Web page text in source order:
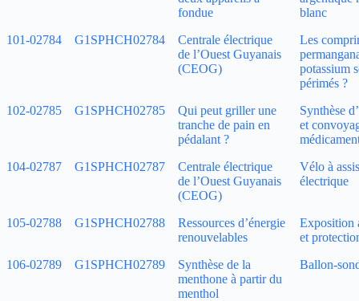
fondue
blanc
101‑02784
G1SPHCH02784
Centrale électrique
de l’Ouest Guyanais
(CEOG)
Les
potassium
périmés ?
102‑02785
G1SPHCH02785
Qui peut griller une
tranche de pain en
pédalant ?
Synthèse
et
104‑02787
G1SPHCH02787
Centrale électrique
de l’Ouest Guyanais
(CEOG)
Vélo à
électrique
105‑02788 G1SPHCH02788
Ressources d’énergie
renouvelables
Exposition
et
106‑02789
G1SPHCH02789
Synthèse de la
menthone à partir du
menthol
Ballon-